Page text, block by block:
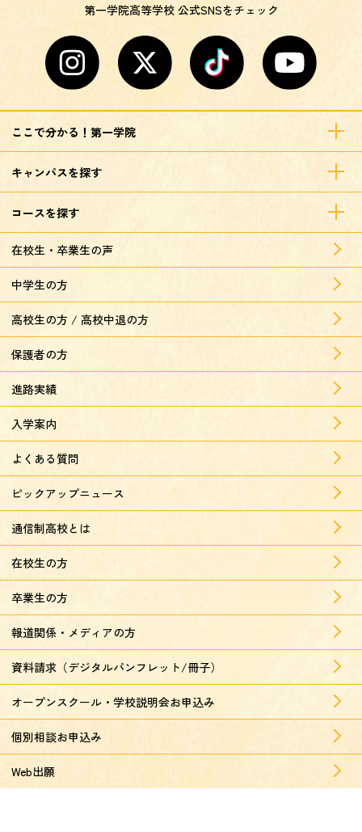
第一学院高等学校 公式SNSをチェック
ここで分かる！第一学院
キャンパスを探す
コースを探す
在校生・卒業生の声
中学生の方
高校生の方 / 高校中退の方
保護者の方
進路実績
入学案内
よくある質問
ピックアップニュース
通信制高校とは
在校生の方
卒業生の方
報道関係・メディアの方
資料請求（デジタルパンフレット/冊子）
オープンスクール・学校説明会お申込み
個別相談お申込み
Web出願